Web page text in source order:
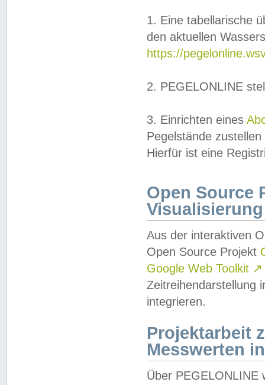
1. Eine tabellarische
den aktuellen
https://
2. PEGELONLINE
3. Einrichten eines
Pegelstände
Hierfür ist eine
Open Source
Visualisierung
Aus der interaktiven
Open Source Projekt
Google Web Toolkit ↗
Zeitreihendarstellung
integrieren.
Projektarbeit
Messwerten
Über PEGELONLINE